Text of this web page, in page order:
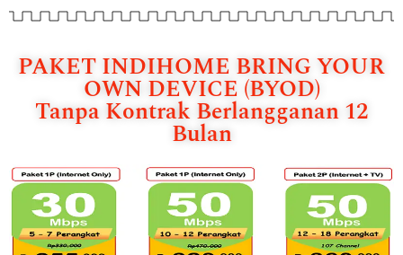
PAKET INDIHOME BRING YOUR
OWN DEVICE (BYOD)
Tanpa Kontrak Berlangganan 12
Bulan